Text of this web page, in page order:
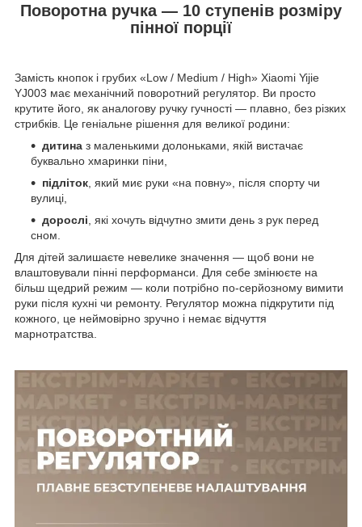
Поворотна ручка — 10 ступенів розміру
пінної порції
Замість кнопок і грубих «Low / Medium / High» Xiaomi Yijie
YJ003 має механічний поворотний регулятор. Ви просто
крутите його, як аналогову ручку гучності — плавно, без різких
стрибків. Це геніальне рішення для великої родини:
дитина з маленькими долоньками, якій вистачає
буквально хмаринки піни,
підліток, який миє руки «на повну», після спорту чи
вулиці,
дорослі, які хочуть відчутно змити день з рук перед
сном.
Для дітей залишаєте невелике значення — щоб вони не
влаштовували пінні перформанси. Для себе змінюєте на
більш щедрий режим — коли потрібно по-серйозному вимити
руки після кухні чи ремонту. Регулятор можна підкрутити під
кожного, це неймовірно зручно і немає відчуття
марнотратства.